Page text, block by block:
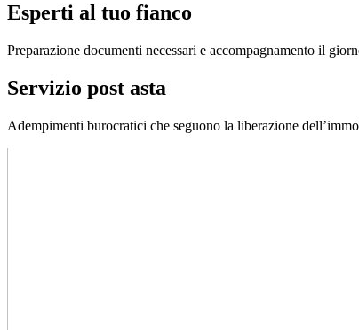
Esperti al tuo fianco
Preparazione documenti necessari e accompagnamento il
Servizio post asta
Adempimenti burocratici che seguono la liberazione